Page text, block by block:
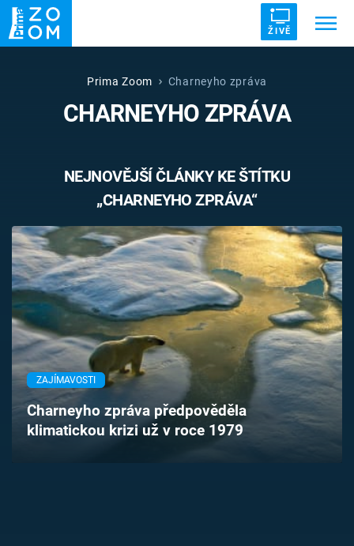
ŽIVĚ
ZRÁDCI UFO DRUHÁ SVĚTOVÁ VÁLKA
VETŘELCI DÁVNOVĚKU
Témata
Pořady
TV Program
Časopis
Sledujte prima+
Prima Zoom Charneyho zpráva
CHARNEYHO ZPRÁVA
NEJNOVĚJŠÍ ČLÁNKY KE ŠTÍTKU
„CHARNEYHO ZPRÁVA“
ZAJÍMAVOSTI
Charneyho zpráva předpověděla
klimatickou krizi už v roce 1979